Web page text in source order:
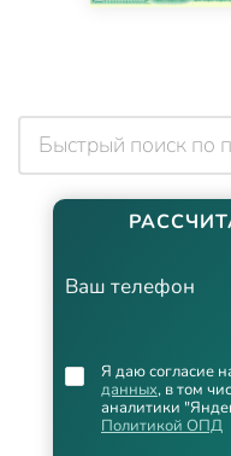
Ваш телефон
Я даю согласие
данных, в том
аналитики
Политикой ОПД